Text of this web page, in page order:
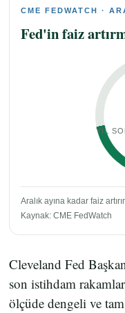
CME FEDWATCH ·
Fed'in faiz
YIL
Aralık ayına kadar faiz
Kaynak: CME FedWatch
Cleveland Fed
son istihdam
ölçüde dengeli ve